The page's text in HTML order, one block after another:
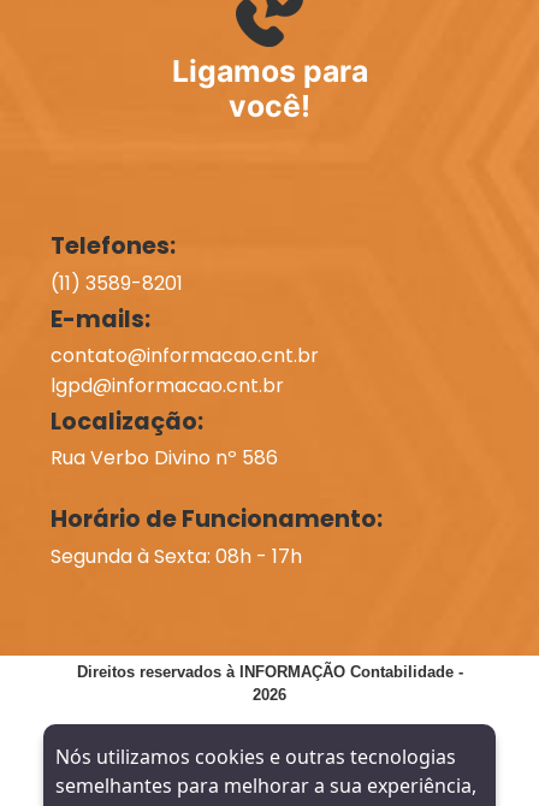
Ligamos para
você!
Telefones:
(11) 3589-8201
E-mails:
contato@informacao.cnt.br
lgpd@informacao.cnt.br
Localização:
Rua Verbo Divino nº 586
Horário de Funcionamento:
Segunda à Sexta: 08h - 17h
Direitos reservados à INFORMAÇÃO Contabilidade -
2026
Nós utilizamos cookies e outras tecnologias
semelhantes para melhorar a sua experiência,